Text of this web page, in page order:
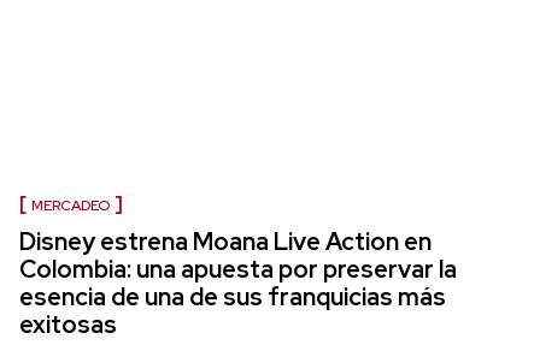
MERCADEO
Disney estrena Moana Live Action en
Colombia: una apuesta por preservar la
esencia de una de sus franquicias más
exitosas